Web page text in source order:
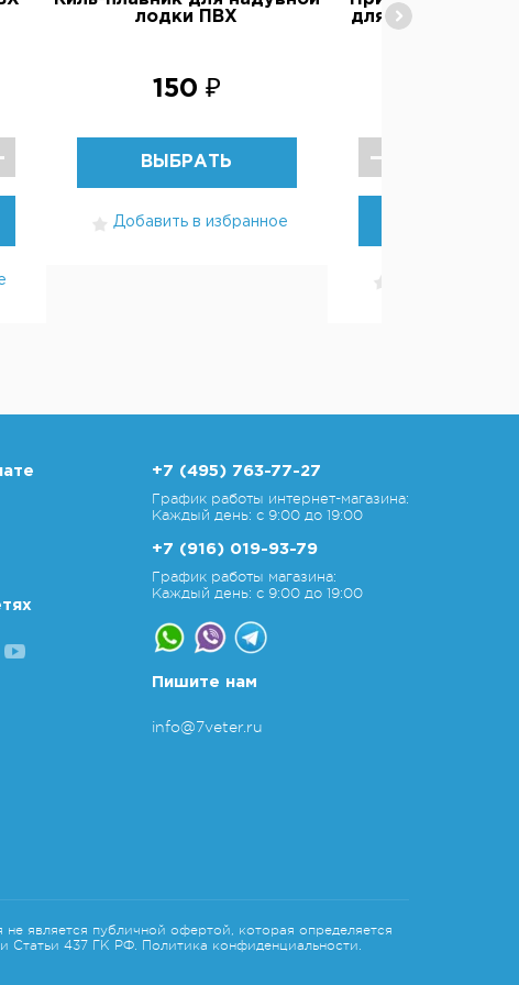
лодки ПВХ
150 ₽
ВЫБРАТЬ
Добавить в избранное
для усиления
+7 (495) 763-77-27
График работы интернет-магазина:
Каждый день: с 9:00 до 19:00
+7 (916) 019-93-79
График работы магазина:
Каждый день: с 9:00 до 19:00
Пишите нам
info@7veter.ru
является публичной офертой, которая определяется
Статьи 437 ГК РФ. Политика конфиденциальности.